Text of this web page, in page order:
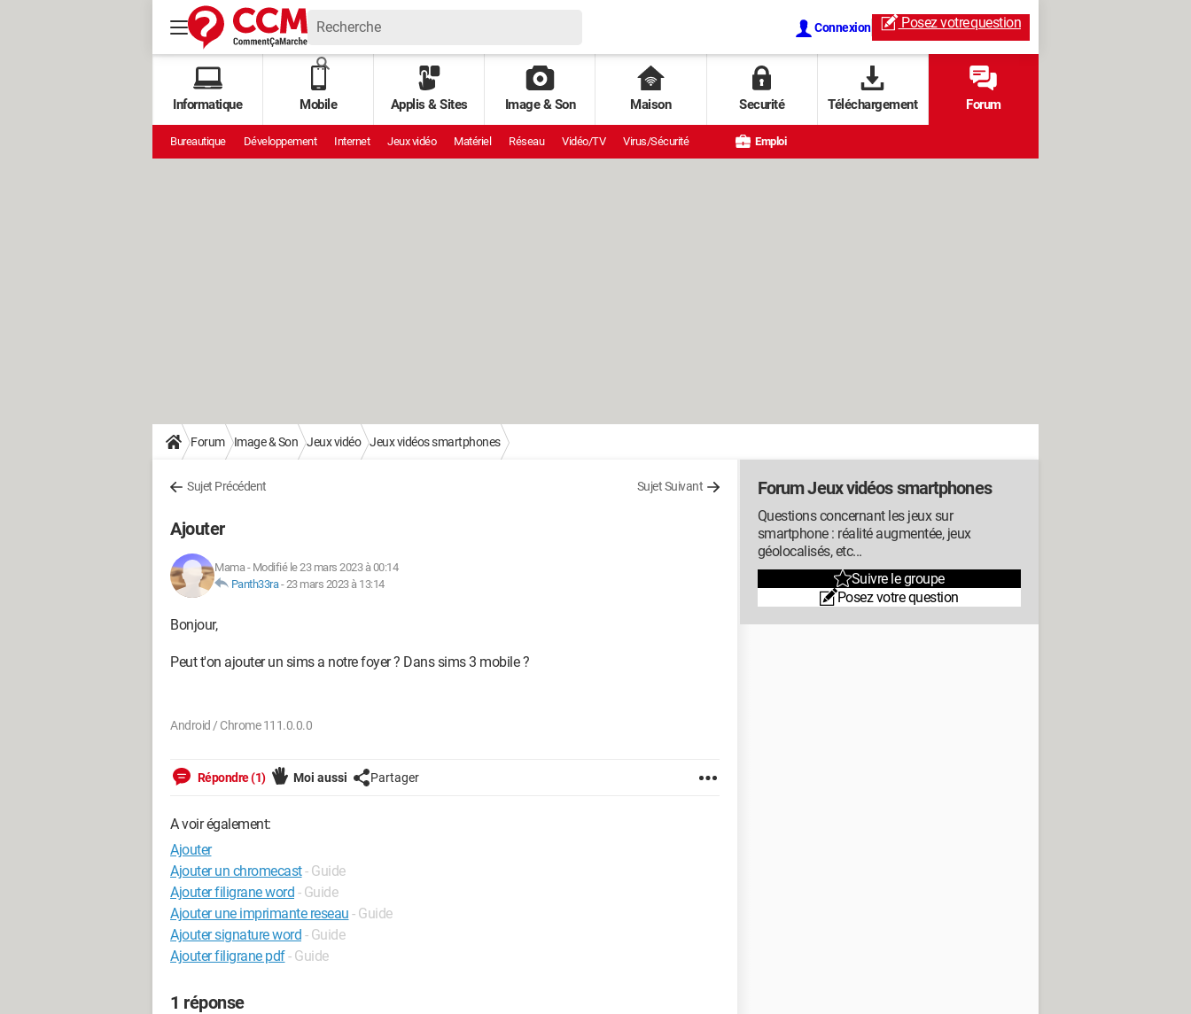
Connexion Posez votrequestion
Informatique Mobile Applis & Sites Image & Son Maison Securité Téléchargement Forum
Bureautique Développement Internet Jeux vidéo Matériel Réseau Vidéo/TV Virus/Sécurité Emploi
Forum Image & Son Jeux vidéo Jeux vidéos smartphones
Sujet Précédent Sujet Suivant
Ajouter
Mama- Modifié le 23 mars 2023 à 00:14
Panth33ra-23 mars 2023 à 13:14
Bonjour,
Peut t'on ajouter un sims a notre foyer ? Dans sims 3 mobile ?
Android / Chrome 111.0.0.0
Répondre (1) Moi aussi Partager
A voir également:
Ajouter
Ajouter un chromecast- Guide
Ajouter filigrane word - Guide
Ajouter une imprimante reseau - Guide
Ajouter signature word - Guide
Ajouter filigrane pdf- Guide
1 réponse
Forum Jeux vidéos smartphones
Questions concernant les jeux sur
smartphone : réalité augmentée, jeux
géolocalisés, etc...
Suivre le groupe
Posez votre question